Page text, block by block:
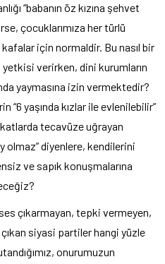
“babanın öz kızına şehvet
çocuklarımıza her türlü
kafalar için normaldir. Bu nasıl bir
verirken, dini kurumların
yaymasına izin vermektedir?
“6 yaşında kızlar ile evlenilebilir”
tecavüze uğrayan
olmaz” diyenlere, kendilerini
ve sapık konuşmalarına
çıkarmayan, tepki vermeyen,
siyasi partiler hangi yüzle
onurumuzun